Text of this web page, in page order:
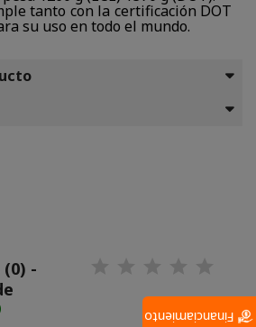
tanto con la certificación DOT
su uso en todo el mundo.
-
Financiamiento